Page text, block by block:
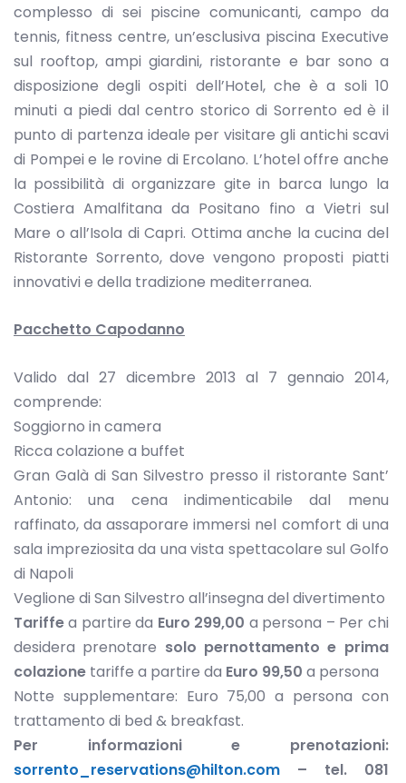
complesso di sei piscine comunicanti, campo da
tennis, fitness centre, un’esclusiva piscina Executive
sul rooftop, ampi giardini, ristorante e bar sono a
disposizione degli ospiti dell’Hotel, che è a soli 10
minuti a piedi dal centro storico di Sorrento ed è il
punto di partenza ideale per visitare gli antichi scavi
di Pompei e le rovine di Ercolano. L’hotel offre anche
la possibilità di organizzare gite in barca lungo la
Costiera Amalfitana da Positano fino a Vietri sul
Mare o all’Isola di Capri. Ottima anche la cucina del
Ristorante Sorrento, dove vengono proposti piatti
innovativi e della tradizione mediterranea.
Pacchetto Capodanno
Valido dal 27 dicembre 2013 al 7 gennaio 2014,
comprende:
Soggiorno in camera
Ricca colazione a buffet
Gran Galà di San Silvestro presso il ristorante Sant’
Antonio: una cena indimenticabile dal menu
raffinato, da assaporare immersi nel comfort di una
sala impreziosita da una vista spettacolare sul Golfo
di Napoli
Veglione di San Silvestro all’insegna del divertimento
Tariffea partire da Euro 299,00 a persona – Per chi
desidera prenotare solo pernottamento e prima
colazione tariffe a partire da Euro 99,50 a persona
Notte supplementare: Euro 75,00 a persona con
trattamento di bed & breakfast.
Per informazioni e prenotazioni:
sorrento_reservations@hilton.com – tel. 081